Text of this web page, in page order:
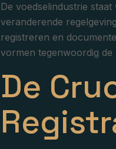
De voedselindustrie
veranderende
registreren en
vormen tegenwoordig
De